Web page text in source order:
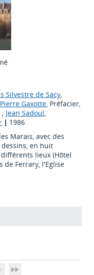
Silvestre de Sacy,
Pierre Gaxotte, Préfacier,
Jean Sadoul,
| 1986
Marais, avec des
en huit
lieux (Hôtel
de Ferrary, l'Eglise